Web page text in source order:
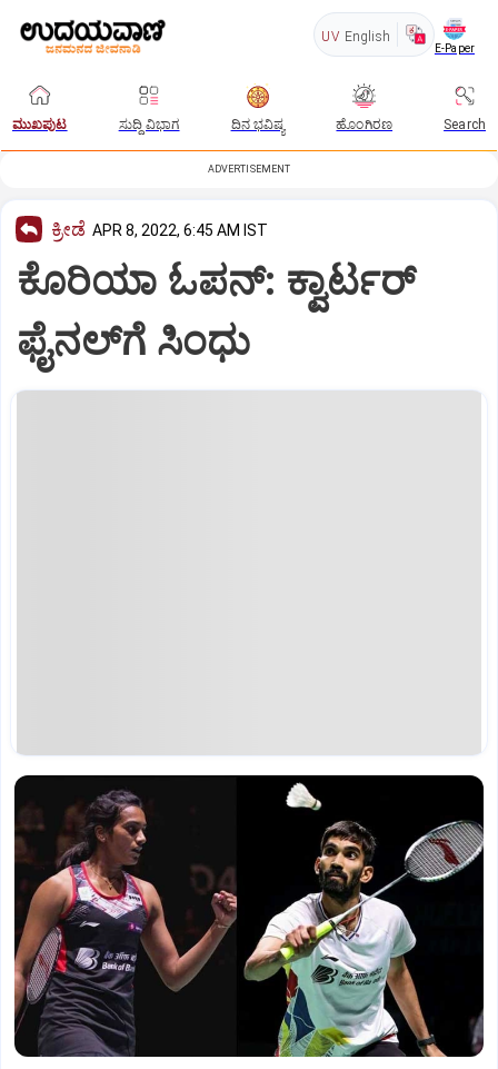
UV English
E-Paper
ಮುಖಪುಟ ಸುದ್ದಿ ವಿಭಾಗ ದಿನ ಭವಿಷ್ಯ ಹೊಂಗಿರಣ Search
ADVERTISEMENT
ಕ್ರೀಡೆ APR 8, 2022, 6:45 AM IST
ಕೊರಿಯಾ ಓಪನ್‌: ಕ್ವಾರ್ಟರ್‌
ಫೈನಲ್‌ಗೆ ಸಿಂಧು